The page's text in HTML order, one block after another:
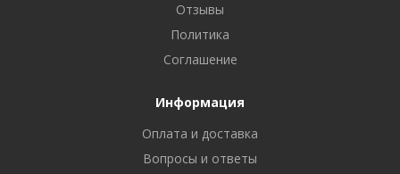
Отзывы
Политика
Соглашение
Информация
Оплата и доставка
Вопросы и ответы